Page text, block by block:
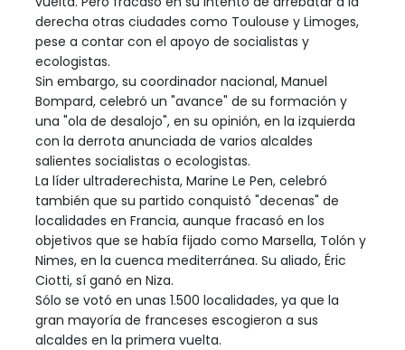
derecha otras ciudades como Toulouse y Limoges,
pese a contar con el apoyo de socialistas y
ecologistas.
Sin embargo, su coordinador nacional, Manuel
Bompard, celebró un "avance" de su formación y
una "ola de desalojo", en su opinión, en la izquierda
con la derrota anunciada de varios alcaldes
salientes socialistas o ecologistas.
La líder ultraderechista, Marine Le Pen, celebró
también que su partido conquistó "decenas" de
localidades en Francia, aunque fracasó en los
objetivos que se había fijado como Marsella, Tolón y
Nimes, en la cuenca mediterránea. Su aliado, Éric
Ciotti, sí ganó en Niza.
Sólo se votó en unas 1.500 localidades, ya que la
gran mayoría de franceses escogieron a sus
alcaldes en la primera vuelta.